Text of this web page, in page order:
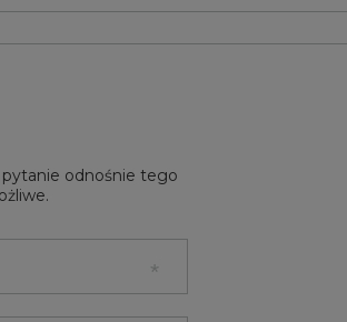
pytanie odnośnie tego